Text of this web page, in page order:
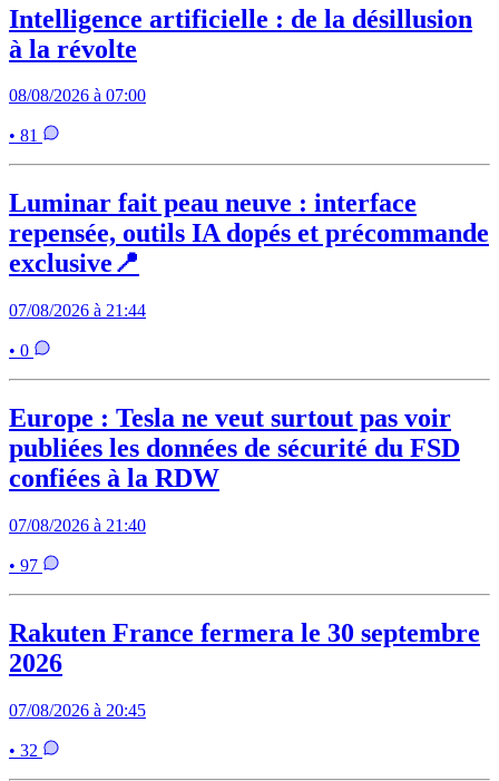
Intelligence artificielle : de la désillusion
à la révolte
08/08/2026 à 07:00
• 81
Luminar fait peau neuve : interface
repensée, outils IA dopés et précommande
exclusive📍
07/08/2026 à 21:44
• 0
Europe : Tesla ne veut surtout pas voir
publiées les données de sécurité du FSD
confiées à la RDW
07/08/2026 à 21:40
• 97
Rakuten France fermera le 30 septembre
2026
07/08/2026 à 20:45
• 32